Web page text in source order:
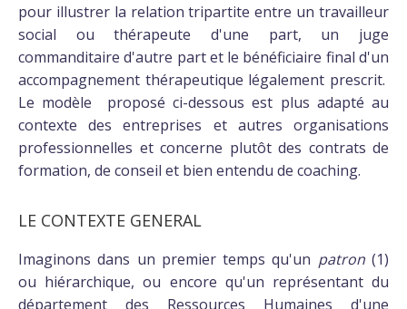
pour illustrer la relation tripartite entre un travailleur
social ou thérapeute d'une part, un juge
commanditaire d'autre part et le bénéficiaire final d'un
accompagnement thérapeutique légalement prescrit.
Le modèle proposé ci-dessous est plus adapté au
contexte des entreprises et autres organisations
professionnelles et concerne plutôt des contrats de
formation, de conseil et bien entendu de coaching.
LE CONTEXTE GENERAL
Imaginons dans un premier temps qu'un patron(1)
ou hiérarchique, ou encore qu'un représentant du
département des Ressources Humaines d'une